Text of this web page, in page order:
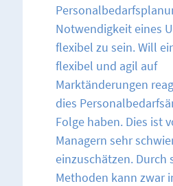
Notwendigkeit eines
flexibel zu sein. Will
flexibel und agil auf
Marktänderungen
dies
Folge haben. Dies ist
Managern sehr
einzuschätzen. Durch
Methoden kann zwar